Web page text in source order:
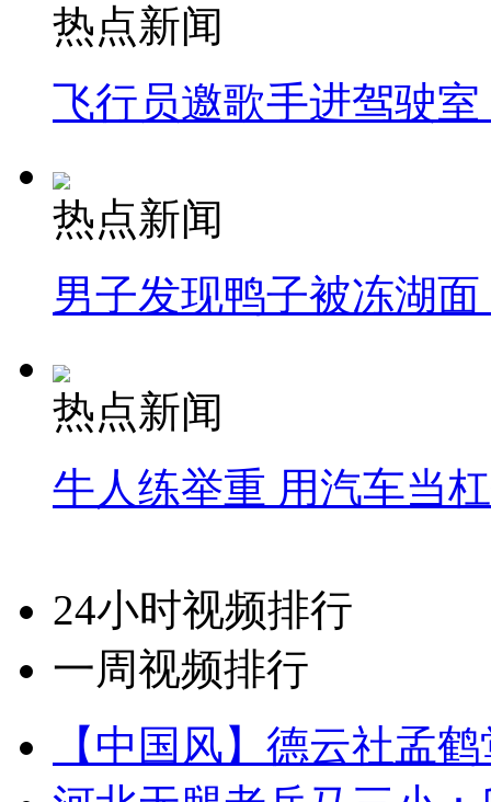
热点新闻
飞行员邀歌手进驾驶
热点新闻
男子发现鸭子被冻湖
热点新闻
牛人练举重 用汽车当
24小时视频排行
一周视频排行
【中国风】德云社孟